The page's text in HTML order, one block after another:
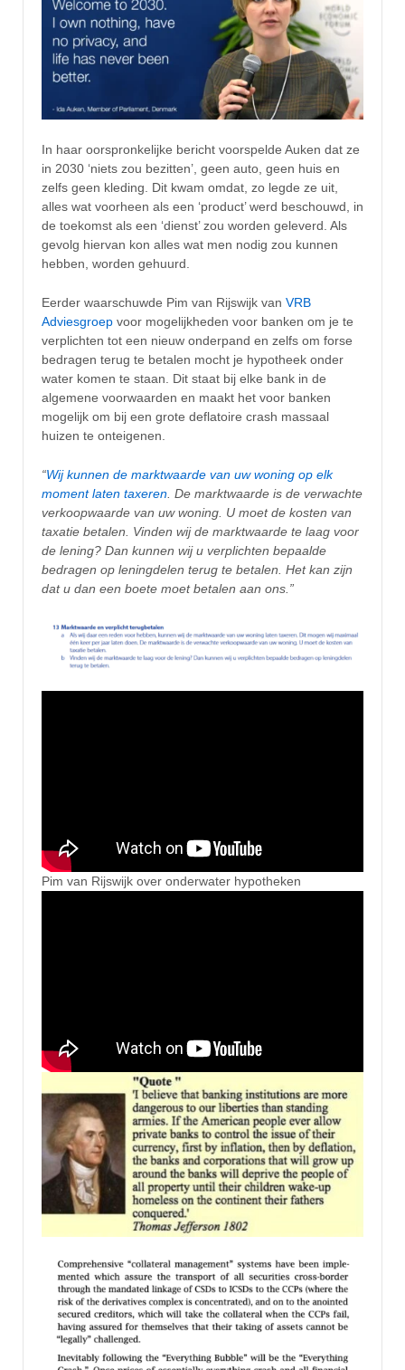
In haar oorspronkelijke bericht voorspelde Auken dat ze
in 2030 ‘niets zou bezitten’, geen auto, geen huis en
zelfs geen kleding. Dit kwam omdat, zo legde ze uit,
alles wat voorheen als een ‘product’ werd beschouwd, in
de toekomst als een ‘dienst’ zou worden geleverd. Als
gevolg hiervan kon alles wat men nodig zou kunnen
hebben, worden gehuurd.
Eerder waarschuwde Pim van Rijswijk van VRB
Adviesgroep voor mogelijkheden voor banken om je te
verplichten tot een nieuw onderpand en zelfs om forse
bedragen terug te betalen mocht je hypotheek onder
water komen te staan. Dit staat bij elke bank in de
algemene voorwaarden en maakt het voor banken
mogelijk om bij een grote deflatoire crash massaal
huizen te onteigenen.
“Wij kunnen de marktwaarde van uw woning op elk
moment laten taxeren. De marktwaarde is de verwachte
verkoopwaarde van uw woning. U moet de kosten van
taxatie betalen. Vinden wij de marktwaarde te laag voor
de lening? Dan kunnen wij u verplichten bepaalde
bedragen op leningdelen terug te betalen. Het kan zijn
dat u dan een boete moet betalen aan ons.”
Pim van Rijswijk over onderwater hypotheken